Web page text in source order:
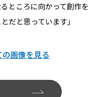
ところに向かって創作を
だと思っています」
画像を見る